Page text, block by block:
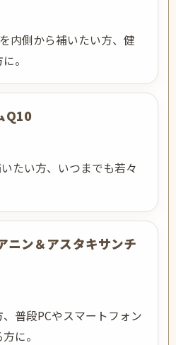
内側から補いたい方、健
。
Q10
たい方、いつまでも若々
ニン＆アスタキサンチ
普段PCやスマートフォン
に。